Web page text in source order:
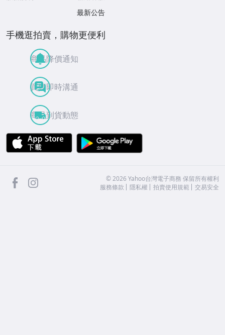
最新公告
手機逛拍賣，購物更便利
商品降價通知
買賣即時溝通
商品到貨動態
APP Store
facebook ©2026 Yahoo台灣電子商務 保留所有權利
服務條款
隱私權 拍賣使用規範 交易安全